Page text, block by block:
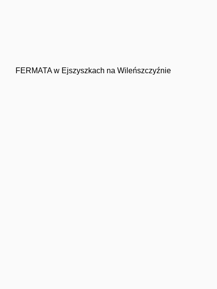
FERMATA w Ejszyszkach na Wileńszczyźnie